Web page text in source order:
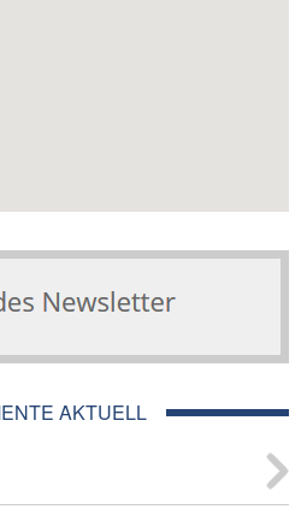
AKTUELL